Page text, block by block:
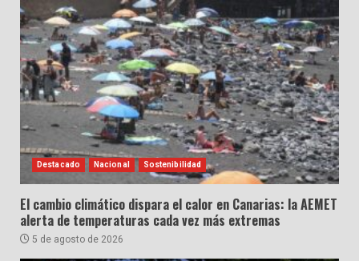
Destacado Nacional Sostenibilidad
El cambio climático dispara el calor en Canarias: la AEMET
alerta de temperaturas cada vez más extremas
5 de agosto de 2026